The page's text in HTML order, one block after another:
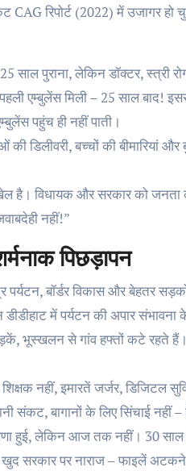
CAG रिपोर्ट (2022) में उजागर हो
साल पुराना, लेकिन डॉक्टर, स्त्री
एम्बुलेंस मिली – 25 साल बाद!
पहुंच ही नहीं पाती।
की डिलीवरी, बच्चों की बीमारियां
है। विधायक और सरकार को जनता
नहीं!”
पिछड़ापन
पर्यटन, बॉर्डर विकास और बेहतर
में पर्यटन की अपार
भूस्खलन से गांव हफ्तों कटे रहते
नहीं, इमारतें जर्जर, डिजिटल
संकट, बागानों के लिए सिंचाई नहीं
हुई, लेकिन आज तक नहीं। 30 साल
सरकार पर नाराज – फाइलें अटकने,